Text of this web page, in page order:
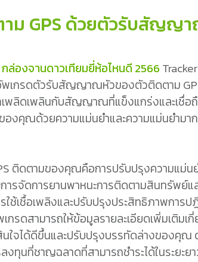
าม GPS ด้วยตัวรับสัญ
กล่องจานดาวเทียมยี่ห้อไหนดี 2566
พเกรดตัวรับสัญญาณหัวของตัวติดตาม
ลิดเพลินกับสัญญาณที่แข็งแกร่งและเชื่อ
คุณด้วยความแม่นยำและความแม่นยำมา
ติดตามของคุณคือการปรับปรุงความแ
รจัดการยานพาหนะการติดตามสินทรัพย์
เชื้อเพลิงและปรับปรุงประสิทธิภาพการ
กรดสามารถให้ข้อมูลรายละเอียดเพิ่มเติ
ใจได้ดีขึ้นและปรับปรุงบรรทัดล่างของคุ
ที่ชาญฉลาดที่สามารถชำระได้ในระยะย